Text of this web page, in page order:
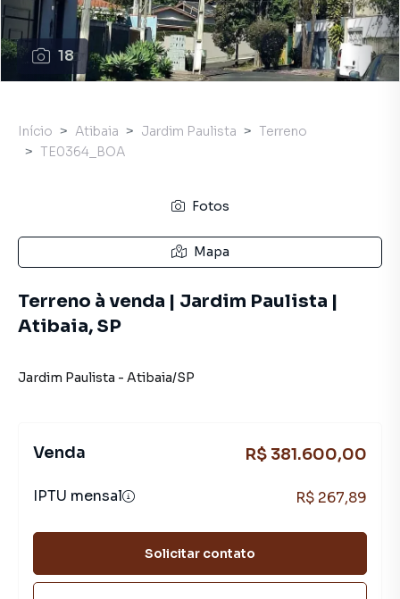
18
Início Atibaia Jardim Paulista
Terreno
TE0364_BOA
Fotos
Mapa
Terreno à venda | Jardim Paulista |
Atibaia, SP
Jardim Paulista - Atibaia/SP
Venda R$ 381.600,00
IPTU mensal R$ 267,89
Solicitar contato